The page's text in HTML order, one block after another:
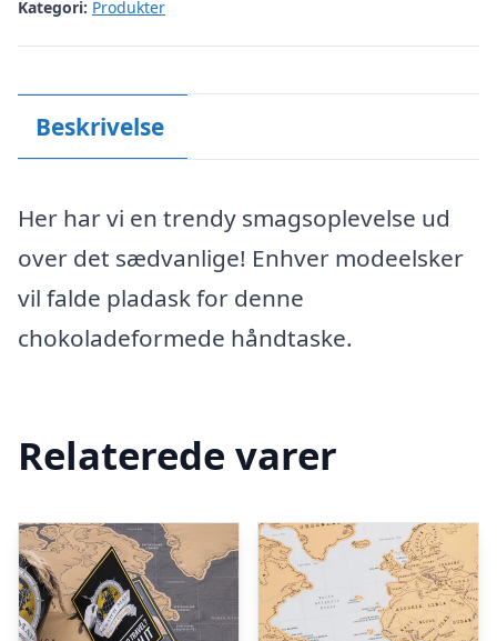
Kategori: Produkter
Beskrivelse
Her har vi en trendy smagsoplevelse ud
over det sædvanlige! Enhver modeelsker
vil falde pladask for denne
chokoladeformede håndtaske.
Relaterede varer